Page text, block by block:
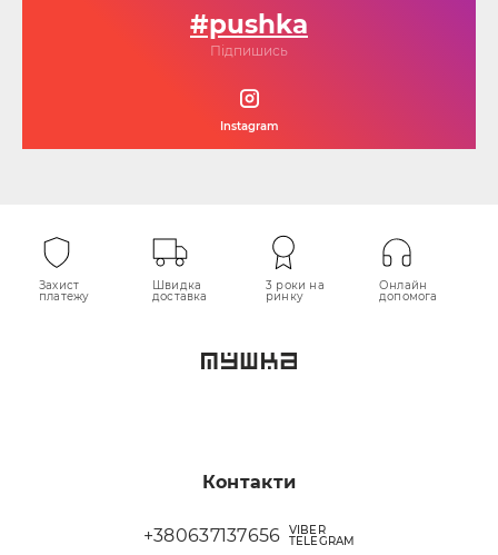
#pushka
Підпишись
Instagram
Захист
платежу
Швидка
доставка
3 роки на
ринку
Онлайн
допомога
Контакти
+380637137656 VIBER
TELEGRAM